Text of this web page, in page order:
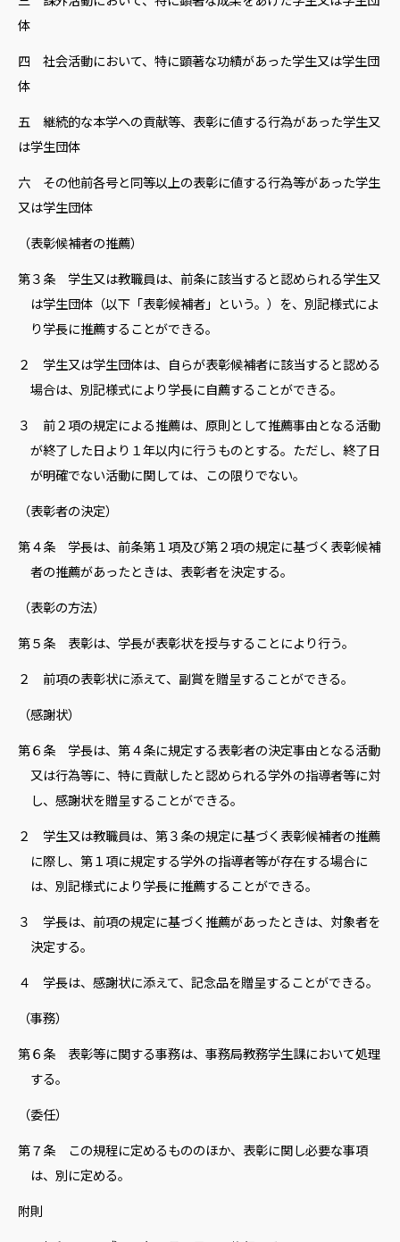
体
四 社会活動において、特に顕著な功績があった学生又は学生団
体
五 継続的な本学への貢献等、表彰に値する行為があった学生又
は学生団体
六 その他前各号と同等以上の表彰に値する行為等があった学生
又は学生団体
（表彰候補者の推薦）
第３条 学生又は教職員は、前条に該当すると認められる学生又
は学生団体（以下「表彰候補者」という。）を、別記様式によ
り学長に推薦することができる。
２ 学生又は学生団体は、自らが表彰候補者に該当すると認める
場合は、別記様式により学長に自薦することができる。
３ 前２項の規定による推薦は、原則として推薦事由となる活動
が終了した日より１年以内に行うものとする。ただし、終了日
が明確でない活動に関しては、この限りでない。
（表彰者の決定）
第４条 学長は、前条第１項及び第２項の規定に基づく表彰候補
者の推薦があったときは、表彰者を決定する。
（表彰の方法）
第５条 表彰は、学長が表彰状を授与することにより行う。
２ 前項の表彰状に添えて、副賞を贈呈することができる。
（感謝状）
第６条 学長は、第４条に規定する表彰者の決定事由となる活動
又は行為等に、特に貢献したと認められる学外の指導者等に対
し、感謝状を贈呈することができる。
２ 学生又は教職員は、第３条の規定に基づく表彰候補者の推薦
に際し、第１項に規定する学外の指導者等が存在する場合に
は、別記様式により学長に推薦することができる。
３ 学長は、前項の規定に基づく推薦があったときは、対象者を
決定する。
４ 学長は、感謝状に添えて、記念品を贈呈することができる。
（事務）
第６条 表彰等に関する事務は、事務局教務学生課において処理
する。
（委任）
第７条 この規程に定めるもののほか、表彰に関し必要な事項
は、別に定める。
附則